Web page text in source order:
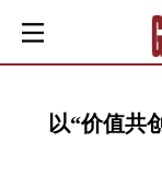
以“价值共